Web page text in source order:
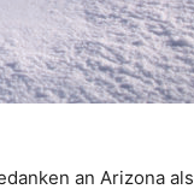
an Arizona als